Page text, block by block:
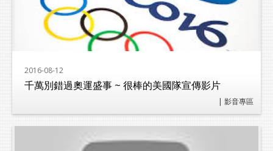
2016-08-12
千萬別錯過奧運盛事 ~ 很棒的美國隊宣傳影片
| 影音專區